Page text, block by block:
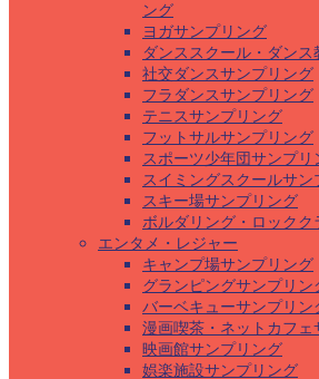
ング
ヨガサンプリング
ダンススクール・ダン
社交ダンスサンプリング
フラダンスサンプリング
テニスサンプリング
フットサルサンプリング
スポーツ少年団サンプリ
スイミングスクールサン
スキー場サンプリング
ボルダリング・ロック
エンタメ・レジャー
キャンプ場サンプリング
グランピングサンプリン
バーベキューサンプリン
漫画喫茶・ネットカフェ
映画館サンプリング
娯楽施設サンプリング